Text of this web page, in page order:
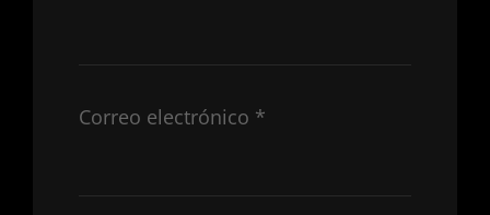
Correo electrónico *